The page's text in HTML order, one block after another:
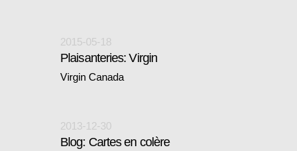
2015-05-18
Plaisanteries: Virgin
Virgin Canada
2013-12-30
Blog: Cartes en colère